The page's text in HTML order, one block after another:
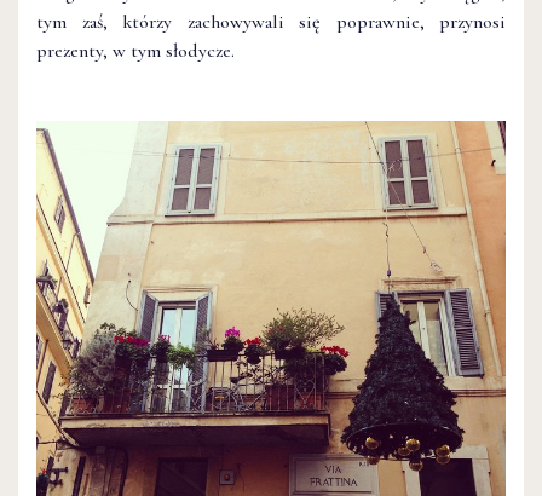
tym zaś, którzy zachowywali się poprawnie, przynosi
prezenty, w tym słodycze.